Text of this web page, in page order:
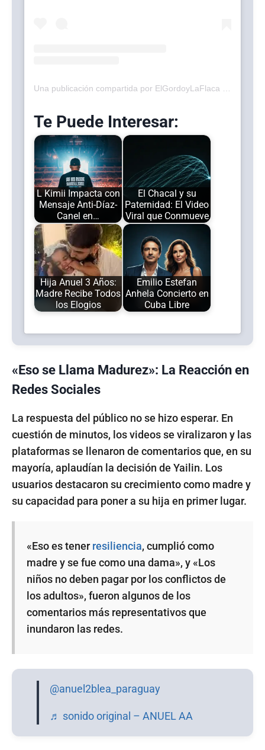
Te Puede Interesar:
L Kimii Impacta con
Mensaje Anti-Díaz-
Canel en…
El Chacal y su
Paternidad: El Video
Viral que Conmueve
Hija Anuel 3 Años:
Madre Recibe Todos
los Elogios
Emilio Estefan
Anhela Concierto en
Cuba Libre
«Eso se Llama Madurez»: La Reacción en
Redes Sociales
La respuesta del público no se hizo esperar. En
cuestión de minutos, los videos se viralizaron y las
plataformas se llenaron de comentarios que, en su
mayoría, aplaudían la decisión de Yailin. Los
usuarios destacaron su crecimiento como madre y
su capacidad para poner a su hija en primer lugar.
«Eso es tenerresiliencia, cumplió como
madre y se fue como una dama», y «Los
niños no deben pagar por los conflictos de
los adultos», fueron algunos de los
comentarios más representativos que
inundaron las redes.
@anuel2blea_paraguay
♬ sonido original – ANUEL AA